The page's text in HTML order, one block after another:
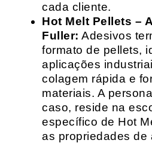
cada cliente.
Hot Melt Pellets –
Fuller: Adesivos
formato de pellets,
aplicações
colagem rápida e
materiais. A
caso, reside na
específico de Hot
as propriedades de